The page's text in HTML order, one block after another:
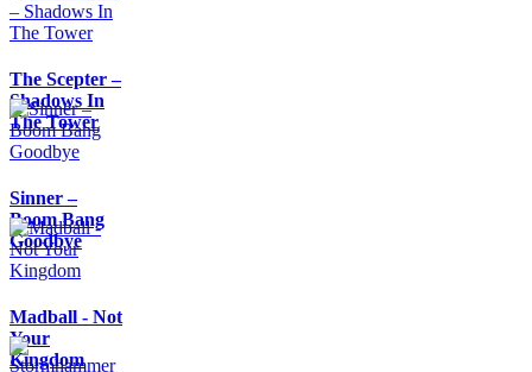
The Scepter –
Shadows In
The Tower
Sinner –
Boom Bang
Goodbye
Madball - Not
Your
Kingdom